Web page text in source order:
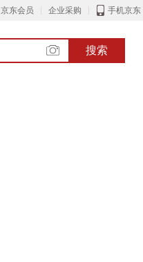
京东会员 企业采购 手机京东
搜索